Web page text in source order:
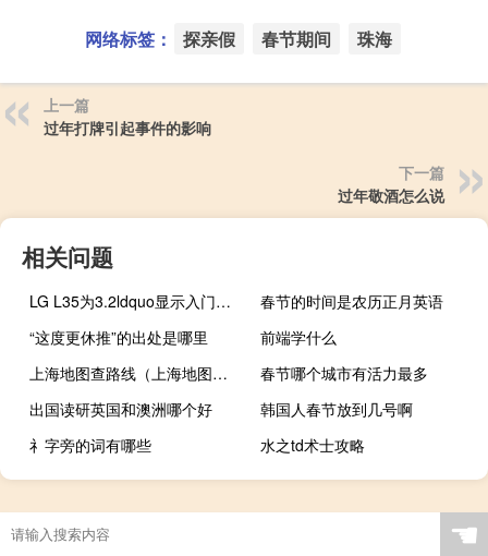
网络标签： 探亲假 春节期间 珠海
上一篇
过年打牌引起事件的影响
下一篇
过年敬酒怎么说
相关问题
LG L35为3.2ldquo显示入门级机器人
春节的时间是农历正月英语
“这度更休推”的出处是哪里
前端学什么
上海地图查路线（上海地图查询路线）
春节哪个城市有活力最多
出国读研英国和澳洲哪个好
韩国人春节放到几号啊
礻字旁的词有哪些
水之td术士攻略
☚